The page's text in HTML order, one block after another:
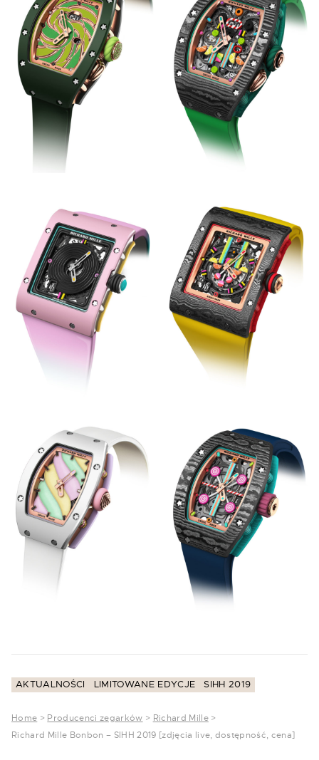
AKTUALNOŚCI LIMITOWANE EDYCJE SIHH 2019
Home > Producenci zegarków > Richard Mille>
Richard Mille Bonbon – SIHH 2019 [zdjęcia live, dostępność, cena]